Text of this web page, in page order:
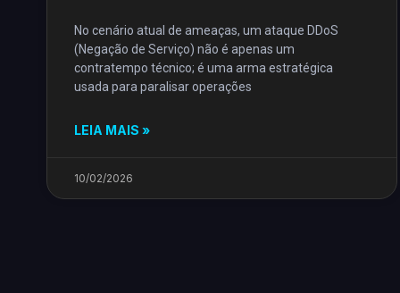
No cenário atual de ameaças, um ataque DDoS
(Negação de Serviço) não é apenas um
contratempo técnico; é uma arma estratégica
usada para paralisar operações
LEIA MAIS »
10/02/2026